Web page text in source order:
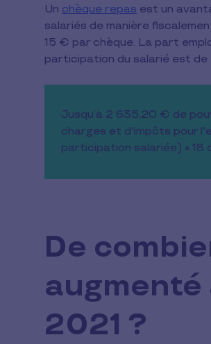
Un chèque repas est un
salariés de manière
15 € par chèque. La part
participation du salarié est
Jusqu’à 2 635,20 € de
charges et d'impôts pour
participation salariée) × 18
De
augmenté
2021 ?